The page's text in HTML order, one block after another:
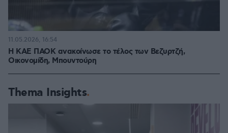
Η ΚΑΕ ΠΑΟΚ ανακοίνωσε το τέλος των Βεζυρτζή,
Οικονομίδη, Μπουντούρη
11.05.2026, 16:54
Thema Insights